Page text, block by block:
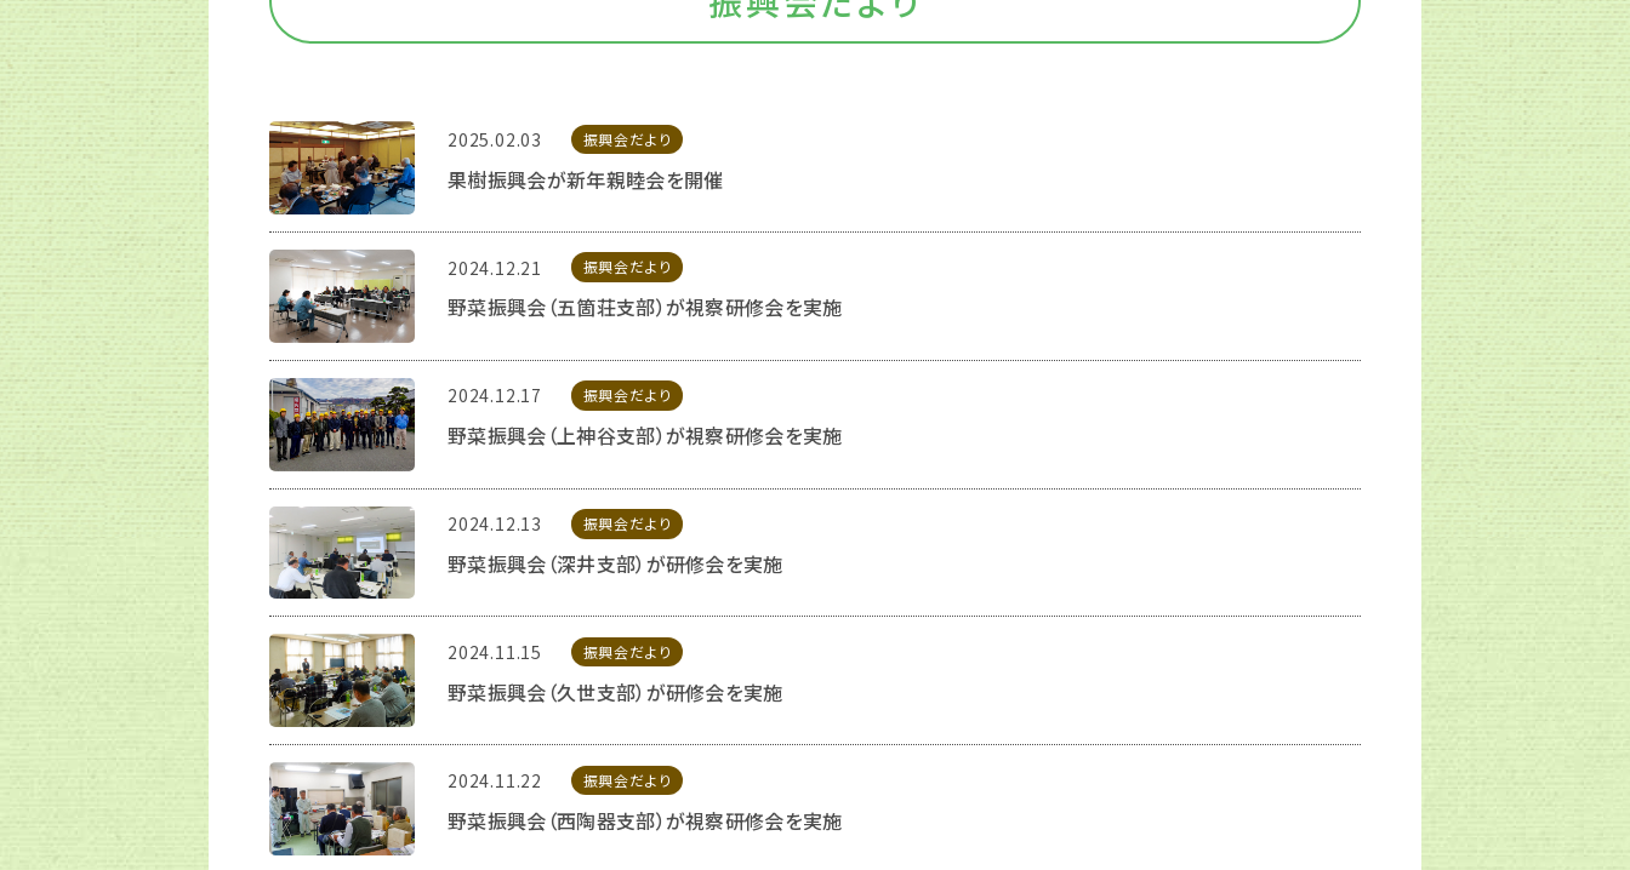
2025.02.03 振興会だより
果樹振興会が新年親睦会を開催
2024.12.21 振興会だより
野菜振興会（五箇荘支部）が視察研修会を実施
2024.12.17 振興会だより
野菜振興会（上神谷支部）が視察研修会を実施
2024.12.13 振興会だより
野菜振興会（深井支部）が研修会を実施
2024.11.15 振興会だより
野菜振興会（久世支部）が研修会を実施
2024.11.22 振興会だより
野菜振興会（西陶器支部）が視察研修会を実施